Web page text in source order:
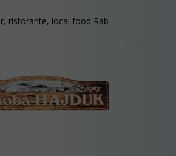
ristorante, local food Rab